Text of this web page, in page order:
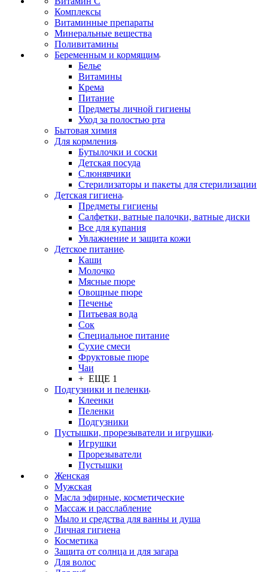
Комплексы
Витаминные препараты
Минеральные вещества
Поливитамины
Беременным и кормящим
Белье
Витамины
Крема
Питание
Предметы личной гигиены
Уход за полостью рта
Бытовая химия
Для кормления
Бутылочки и соски
Детская посуда
Слюнявчики
Стерилизаторы и пакеты для стерилизации
Детская гигиена
Предметы гигиены
Салфетки, ватные палочки, ватные диски
Все для купания
Увлажнение и защита кожи
Детское питание
Каши
Молочко
Мясные пюре
Овощные пюре
Печенье
Питьевая вода
Сок
Специальное питание
Сухие смеси
Фруктовые пюре
Чаи
+ ЕЩЕ 1
Подгузники и пеленки
Клеенки
Пеленки
Подгузники
Пустышки, прорезыватели и игрушки
Игрушки
Прорезыватели
Пустышки
Женская
Мужская
Масла эфирные, косметические
Массаж и расслабление
Мыло и средства для ванны и душа
Личная гигиена
Косметика
Защита от солнца и для загара
Для волос